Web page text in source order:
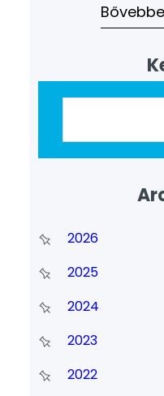
2026
2025
2024
2023
2022